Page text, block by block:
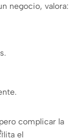
negocio, valora:
complicar la
el